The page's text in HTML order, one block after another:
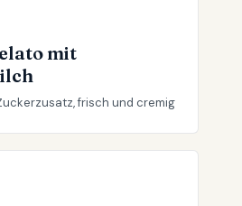
mit
frisch und cremig